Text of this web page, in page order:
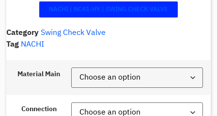
NACHI | NC41-HY | SWING CHECK VALVE
CategorySwing Check Valve
TagNACHI
Material Main
Connection